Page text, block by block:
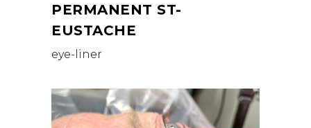
PERMANENT ST-
EUSTACHE
eye-liner